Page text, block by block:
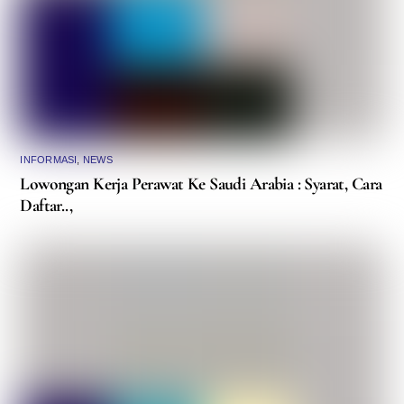
INFORMASI NEWS
Lowongan Kerja Perawat Ke Saudi Arabia : Syarat, Cara
Daftar..,